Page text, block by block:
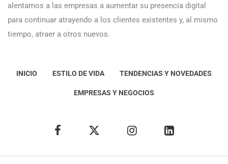
alentamos a las empresas a aumentar su presencia digital
para continuar atrayendo a los clientes existentes y, al mismo
tiempo, atraer a otros nuevos.
INICIO ESTILO DE VIDA TENDENCIAS Y NOVEDADES
EMPRESAS Y NEGOCIOS